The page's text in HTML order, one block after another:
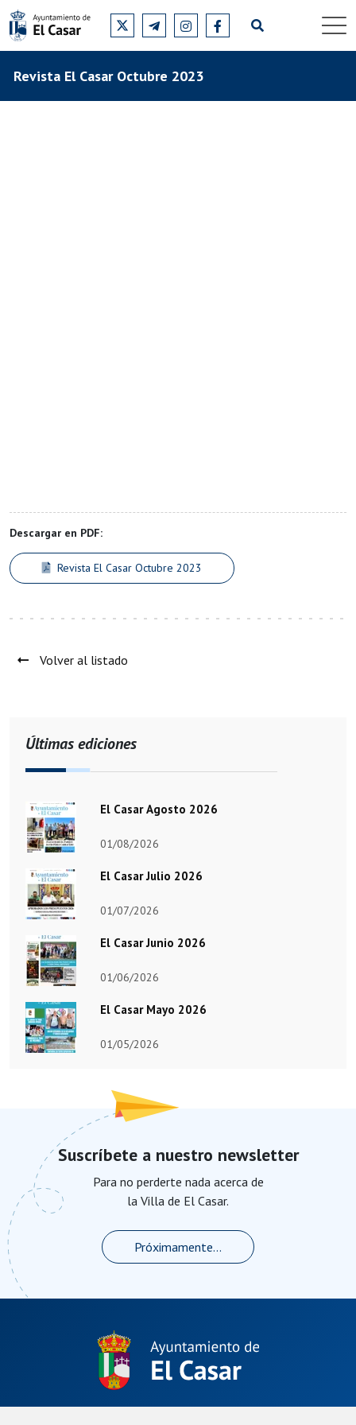
Revista El Casar Octubre 2023
Descargar en PDF:
Revista El Casar Octubre 2023
Volver al listado
Últimas ediciones
El Casar Agosto 2026
01/08/2026
El Casar Julio 2026
01/07/2026
El Casar Junio 2026
01/06/2026
El Casar Mayo 2026
01/05/2026
Suscríbete a nuestro newsletter
Para no perderte nada acerca de
la Villa de El Casar.
Próximamente...